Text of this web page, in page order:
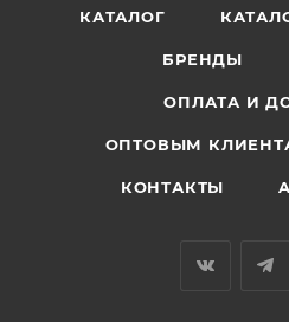
КАТАЛОГ
БРЕНДЫ
ОПЛАТА И
ОПТОВЫМ
КОНТАКТЫ